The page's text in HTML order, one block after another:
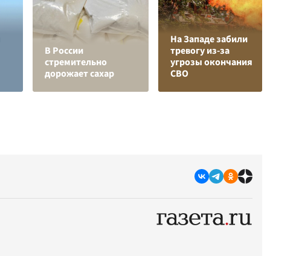
В России
стремительно
дорожает сахар
На Западе забили
тревогу из-за
угрозы окончания
СВО